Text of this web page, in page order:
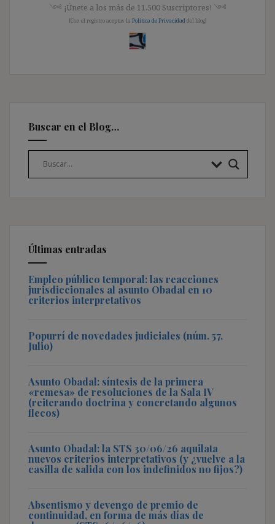
༺ ¡Únete a los más de 11.500 Suscriptores! ༺
[Con el registro aceptas la Política de Privacidad del blog]
Buscar en el Blog…
Últimas entradas
Empleo público temporal: las reacciones
jurisdiccionales al asunto Obadal en 10
criterios interpretativos
Popurrí de novedades judiciales (núm. 57,
Julio)
Asunto Obadal: síntesis de la primera
«remesa» de resoluciones de la Sala IV
(reiterando doctrina y concretando algunos
flecos)
Asunto Obadal: la STS 30/06/26 aquilata
nuevos criterios interpretativos (y ¿vuelve a la
casilla de salida con los indefinidos no fijos?)
Absentismo y devengo de premio de
continuidad, en forma de más días de